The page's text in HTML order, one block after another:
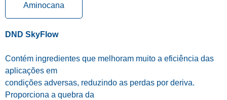
Aminocana
DND SkyFlow
Contém ingredientes que melhoram muito a eficiência das
aplicações em
condições adversas, reduzindo as perdas por deriva.
Proporciona a quebra da